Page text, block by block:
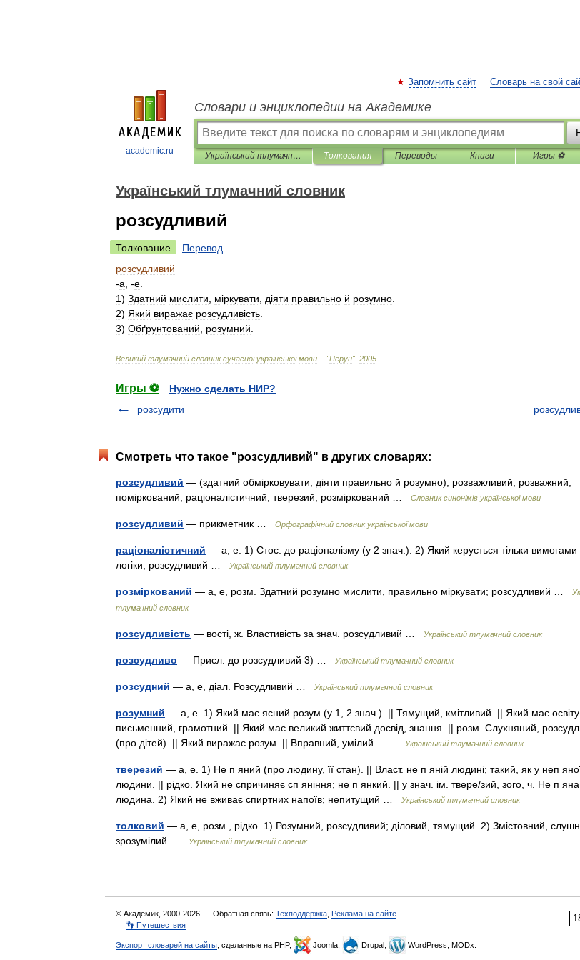
academic.ru
Запомнить сайт Словарь на свой
Словари и энциклопедии на Академике
Український тлумачний словник Толкования Переводы Книги Игры ⚽
Український тлумачний словник
розсудливий
Толкование
Перевод
розсудливий
-а , -е
1) Здатний мислити міркувати діяти правильно й розумно
2) Який виражає розсудливість
3) Обґрунтований розумний
Великий тлумачний словник сучасної української мови . - "Перун". 2005
Игры ⚽
Нужно сделать НИР?
розсудити
Смотреть что такое "розсудливий" в других словарях:
розсудливий — (здатний обмірковувати, діяти правильно й розумно), розважливий, розважний,
поміркований, раціоналістичний, тверезий, розміркований …
Словник синонімів української мови
розсудливий — прикметник … Орфографічний словник української мови
раціоналістичний — а, е. 1) Стос. до раціоналізму (у 2 знач.). 2) Який керується тільки вимогами
логіки; розсудливий …
Український тлумачний словник
розміркований — а, е, розм. Здатний розумно мислити, правильно міркувати; розсудливий …
тлумачний словник
розсудливість — вості, ж. Властивість за знач. розсудливий … Український тлумачний словник
розсудливо — Присл. до розсудливий 3) … Український тлумачний словник
розсудний — а, е, діал. Розсудливий … Український тлумачний словник
розумний — а, е. 1) Який має ясний розум (у 1, 2 знач.). || Тямущий, кмітливий. || Який має
письменний, грамотний. || Який має великий життєвий досвід, знання. || розм. Слухняний,
(про дітей). || Який виражає розум. || Вправний, умілий… …
Український тлумачний словник
тверезий — а, е. 1) Не п яний (про людину, її стан). || Власт. не п яній людині; такий, як у неп
людини. || рідко. Який не спричиняє сп яніння; не п янкий. || у знач. ім. твере/зий, зого, ч. Не п яна
людина. 2) Який не вживає спиртних напоїв; непитущий …
Український тлумачний словник
толковий — а, е, розм., рідко. 1) Розумний, розсудливий; діловий, тямущий. 2) Змістовний,
зрозумілий …
Український тлумачний словник
© Академик, 2000-2026 Обратная связь: Техподдержка Реклама на сайте
👣 Путешествия
Экспорт словарей на сайты , сделанные на PHP, Joomla, Drupal, WordPress, MODx.